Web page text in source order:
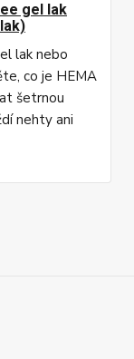
gel lak
lak nebo
co je HEMA
šetrnou
nehty ani